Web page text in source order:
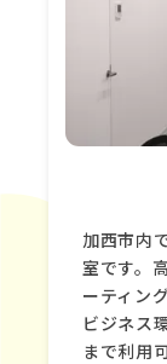
加西市内
室です。
ーティン
ビジネス
まで利用